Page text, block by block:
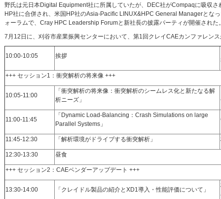
野氏は元日本Digital Equipment社に所属していたが、DEC社がCompaqに吸収
HP社に合併され、米国HP社のAsia-Pacific LINUX&HPC General Managerとな
ォーラムで、Cray HPC Leadership Forumと新社長の披露パーティが開催された
7月12日に、刈谷市産業振興センターにおいて、第1回クレイCAEカンファレン
10:00-10:05 挨拶
+++ セッション1：衝突解析の将来像 +++
10:05-11:00
「衝突解析の将来像：衝突解析のシームレス化と新たなる解
析ニーズ」
11:00-11:45
「Dynamic Load-Balancing：Crash Simulations on large
Parallel Systems」
11:45-12:30 「解析環境がドライブする衝突解析」
12:30-13:30 昼食
+++ セッション2：CAEベンダーアップデート +++
13:30-14:00 「クレイドル製品の紹介とXD1導入・性能評価について」